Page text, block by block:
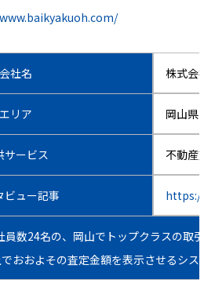
会社名 株式会
エリア 岡山県岡
サービス 不動産売
ビュー記事 https://
員数24名の、岡山でトップクラスの取引
おおよその査定金額を表示させるシス